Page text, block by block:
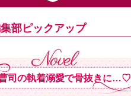
部ピックアップ
司の執着溺愛で骨抜きに…♡